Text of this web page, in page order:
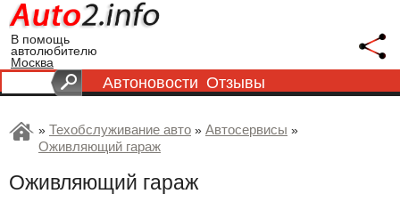
В помощь
автолюбителю
Москва
Автоновости Отзывы
» Техобслуживание авто » Автосервисы »
Оживляющий гараж
Оживляющий гараж